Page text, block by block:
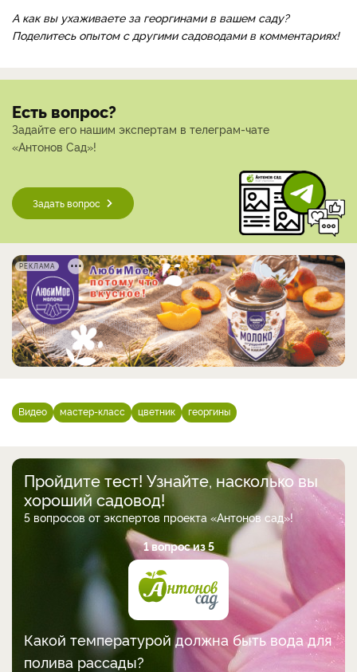
А как вы ухаживаете за георгинами в вашем саду?
Поделитесь опытом с другими садоводами в комментариях!
Есть вопрос?
Задайте его нашим экспертам в телеграм-чате
«Антонов Сад»!
Задать вопрос
РЕКЛАМА
Видео мастер-класс цветник георгины
Пройдите тест! Узнайте, насколько вы
хороший садовод!
5 вопросов от экспертов проекта «Антонов сад»!
1 вопрос из 5
Какой температурой должна быть вода для
полива рассады?